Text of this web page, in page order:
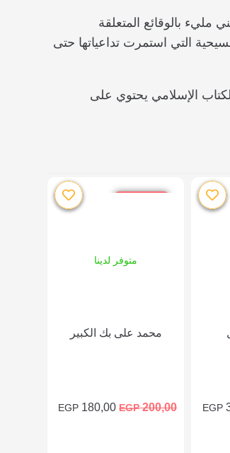
مليء بالوقائع المتعلقة
التي استمرت تداعياتها حتى
الإسلامي يحتوي على
EGP
متوفر لدينا
محمد على بك الكبير
200,00
EGP
180,00
EGP